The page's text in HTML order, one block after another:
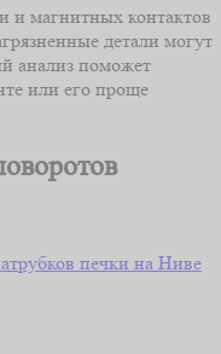
и магнитных контактов
детали могут
анализ поможет
или его проще